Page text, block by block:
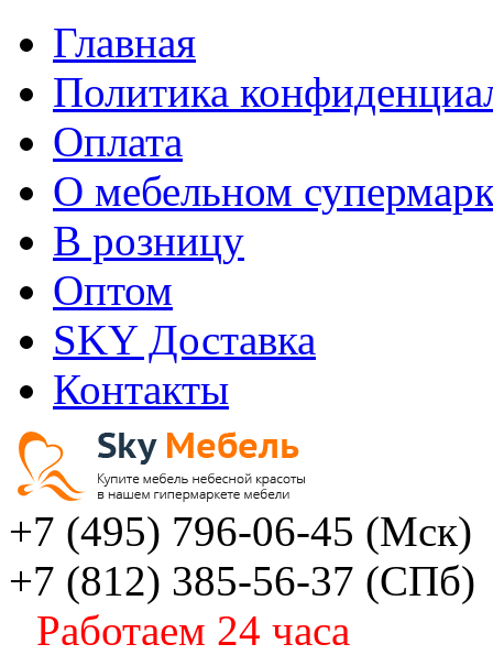
Главная
Политика
Оплата
О мебельном
В розницу
Оптом
SKY Доставка
Контакты
+7 (495) 796-06-45 (Мск)
+7 (812) 385-56-37 (СПб)
Работаем 24 часа